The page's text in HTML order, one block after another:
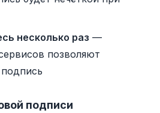
несколько раз —
позволяют
подписи